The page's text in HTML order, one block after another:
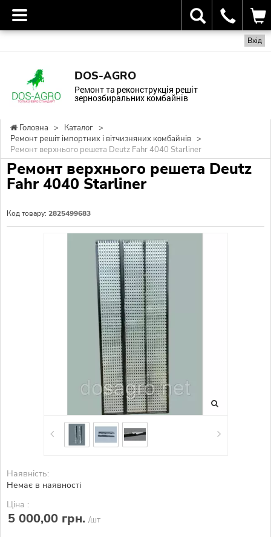
Вхід
DOS-AGRO
Ремонт та реконструкція решіт
зернозбиральних комбайнів
Головна > Каталог >
Ремонт решіт імпортних і вітчизняних комбайнів >
Ремонт верхнього решета Deutz Fahr 4040 Starliner
Ремонт верхнього решета Deutz
Fahr 4040 Starliner
Код товару: 2825499683
Наявність:
Немає в наявності
Ціна :
5 000,00 грн. /шт